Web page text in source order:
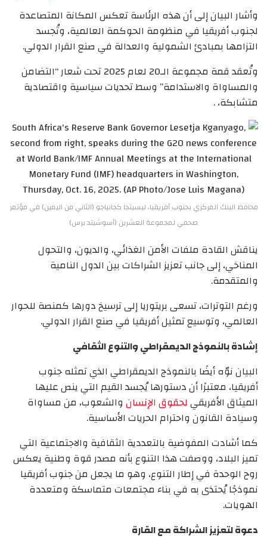
وأشار البيان إلى أن هذه الرئاسة تعكس المكانة المتصاعدة
لجنوب أفريقيا في منظومة الحوكمة العالمية، وتُجسد
التزامها بمبادئ الشمولية والعدالة في صنع القرار الدولي.
وتُعقد قمة مجموعة الـ20 لعام 2025 تحت شعار “التضامن
والمساواة والاستدامة” وسط تحديات سياسية واقتصادية
متشابكة، .
محافظ البنك المركزي بجنوب أفريقيا، ليسيتجا كجانياجو (الثاني من اليمين) في مؤتمر
صحفي لمجموعة العشرين (أسوشيتد برس)
يناقش القادة ملفات الأمن الغذائي، والديون، والتحول
المناخي، إلى جانب تعزيز الشراكات بين الدول النامية
والمتقدمة.
ورغم التوترات، تسعى بريتوريا إلى ترسيخ دورها كمنصة للحوار
العالمي، وتوسيع تمثيل أفريقيا في صنع القرار الدولي.
إشادة بالنموذج الديمقراطي والتنوع الثقافي
البيان نوّه أيضًا بالنموذج الديمقراطي الذي تمثله جنوب
أفريقيا، معتبرًا أن دستورها يُجسد القيم التي ينص عليها
الميثاق الأفريقي لحقوق الإنسان والشعوب، من مساواة
وسيادة القانون واحترام الحريات الأساسية.
كما أشادت المفوضية بالتعددية الثقافية والاجتماعية التي
تميز البلاد، ووصفت هذا التنوع بأنه مصدر قوة وطنية يعكس
روح الوحدة في إطار التنوع، وهو ما يجعل من جنوب أفريقيا
نموذجًا يُحتذى به في بناء مجتمعات متماسكة ومتعددة
الهويات.
دعوة لتعزيز الشراكة مع القارة